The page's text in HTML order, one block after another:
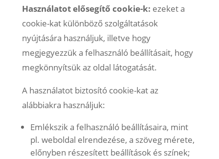
Használatot elősegítő cookie-k: ezeket a
cookie-kat különböző szolgáltatások
nyújtására használjuk, illetve hogy
megjegyezzük a felhasználó beállításait, hogy
megkönnyítsük az oldal látogatását.
A használatot biztosító cookie-kat az
alábbiakra használjuk:
Emlékszik a felhasználó beállításaira, mint
pl. weboldal elrendezése, a szöveg mérete,
előnyben részesített beállítások és színek;